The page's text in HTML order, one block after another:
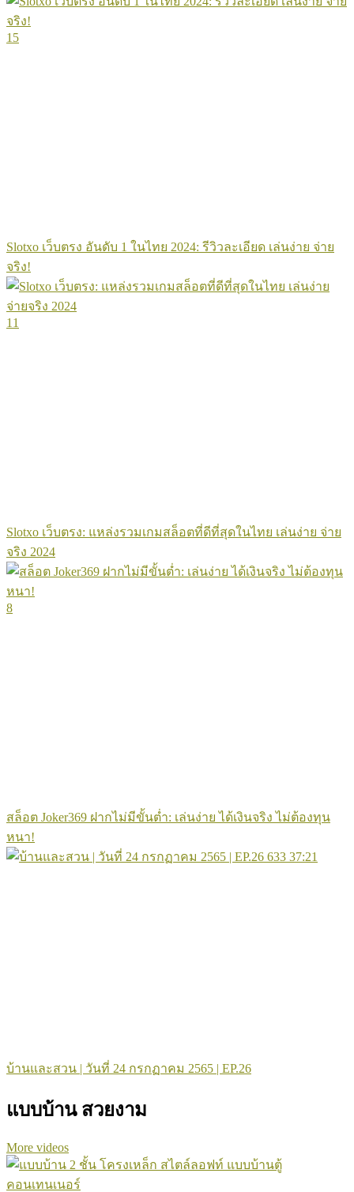
15
Slotxo เว็บตรง อันดับ 1 ในไทย 2024: รีวิวละเอียด เล่นง่าย จ่าย
จริง!
11
Slotxo เว็บตรง: แหล่งรวมเกมสล็อตที่ดีที่สุดในไทย เล่นง่าย จ่าย
จริง 2024
8
สล็อต Joker369 ฝากไม่มีขั้นต่ำ: เล่นง่าย ได้เงินจริง ไม่ต้องทุน
หนา!
633 37:21
บ้านและสวน | วันที่ 24 กรกฏาคม 2565 | EP.26
แบบบ้าน สวยงาม
More videos